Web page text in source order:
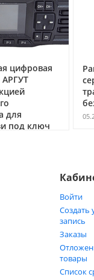
Рация Аргут
сертификатом
транспортной
безопасности
Войти
Создать
запись
Заказы
товары
Список